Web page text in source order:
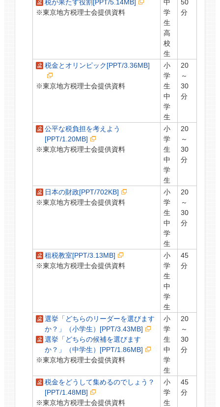
税が果たす役割[PPT/5.14MB]
※東京地方税理士会提供資料
中
学
生
高
校
生
50
分
税金とオリンピック[PPT/3.36MB]
※東京地方税理士会提供資料
小
学
生
中
学
生
20
～
30
分
公平な税負担を考えよう
[PPT/1.20MB]
※東京地方税理士会提供資料
小
学
生
中
学
生
20
～
30
分
日本の財政[PPT/702KB]
※東京地方税理士会提供資料
小
学
生
中
学
生
20
～
30
分
租税教室[PPT/3.13MB]
※東京地方税理士会提供資料
小
学
生
中
学
生
45
分
選挙「どちらのリーダーを選びます
か？」（小学生）[PPT/3.43MB]
選挙「どちらの候補を選びます
か？」（中学生）[PPT/1.86MB]
※東京地方税理士会提供資料
小
学
生
中
学
生
20
～
30
分
税金をどうして集めるのでしょう？
[PPT/1.48MB]
※東京地方税理士会提供資料
小
学
生
45
分